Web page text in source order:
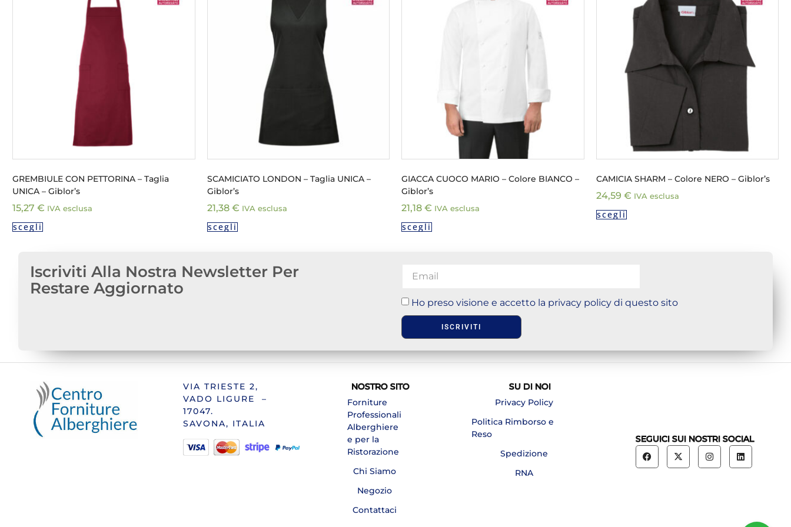
GREMBIULE CON PETTORINA – Taglia
UNICA – Giblor’s
15,27 € IVA esclusa
scegli
SCAMICIATO LONDON – Taglia UNICA –
Giblor’s
21,38 € IVA esclusa
scegli
GIACCA CUOCO MARIO – Colore BIANCO –
Giblor’s
21,18 € IVA esclusa
scegli
CAMICIA SHARM – Colore NERO – Giblor’s
24,59 € IVA esclusa
scegli
Iscriviti Alla Nostra Newsletter Per
Restare Aggiornato
Ho preso visione e accetto la privacy policy di questo sito
ISCRIVITI
VIA TRIESTE 2,
VADO LIGURE –
17047.
SAVONA, ITALIA
NOSTRO SITO
Forniture
Professionali
Alberghiere
e per la
Ristorazione
Chi Siamo
Negozio
Contattaci
SU DI NOI
Privacy Policy
Politica Rimborso e
Reso
Spedizione
RNA
SEGUICI SUI NOSTRI SOCIAL